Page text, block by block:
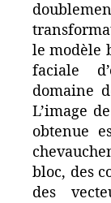
le modèle
faciale
domaine
L’image
obtenue
bloc, des
des